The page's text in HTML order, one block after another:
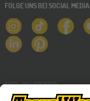
FOLGE UNS BEI SOCIAL MEDIA
NEWSLETTER